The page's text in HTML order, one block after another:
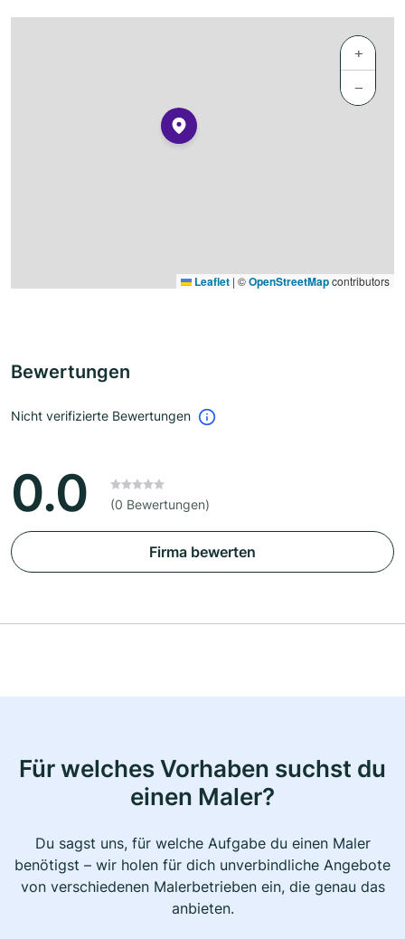
+
−
Leaflet | ©OpenStreetMapcontributors
Bewertungen
Nicht verifizierte Bewertungen
0.0 (0 Bewertungen)
Firma bewerten
Für welches Vorhaben suchst du
einen Maler?
Du sagst uns, für welche Aufgabe du einen Maler
benötigst – wir holen für dich unverbindliche Angebote
von verschiedenen Malerbetrieben ein, die genau das
anbieten.